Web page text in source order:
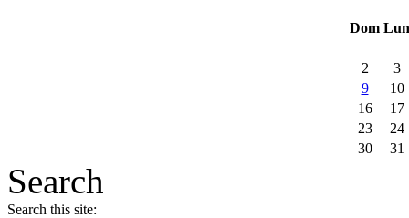
Dom Lun
2
3
9
10
16
17
23
24
30
31
Search
Search this site: